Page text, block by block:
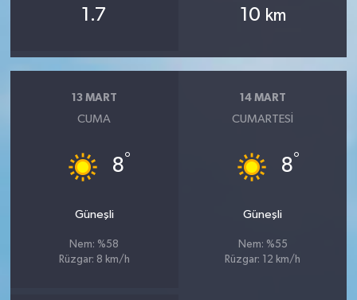
1.7 10 km
13 MART
CUMA
8°
Güneşli
Nem: %58
Rüzgar: 8 km/h
14 MART
CUMARTESI
8°
Güneşli
Nem: %55
Rüzgar: 12 km/h